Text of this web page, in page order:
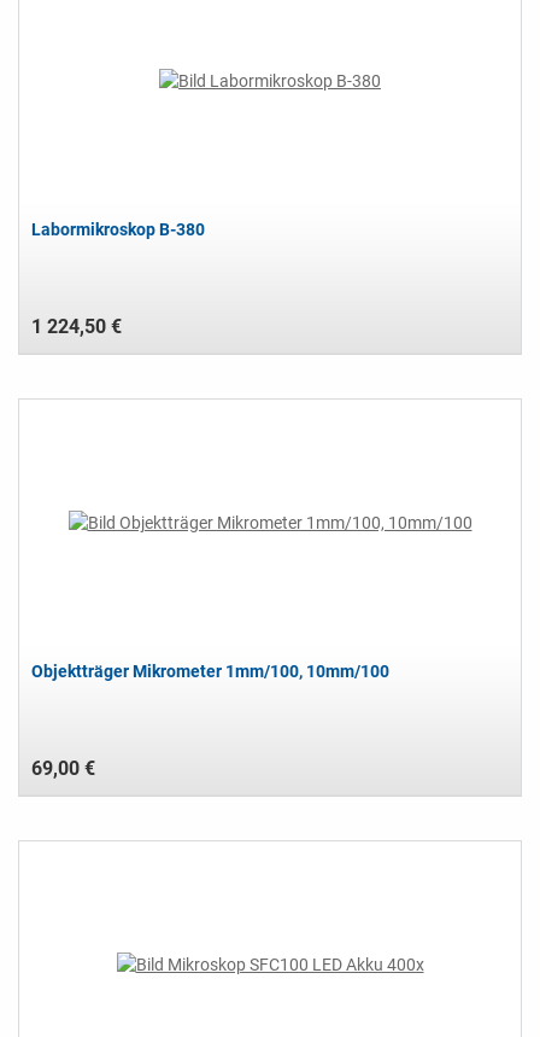
Labormikroskop B-380
1 224,50 €
Objektträger Mikrometer 1mm/100, 10mm/100
69,00 €